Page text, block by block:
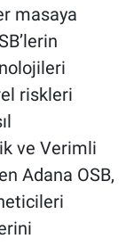
masaya
riskleri
ve Verimli
Adana OSB,